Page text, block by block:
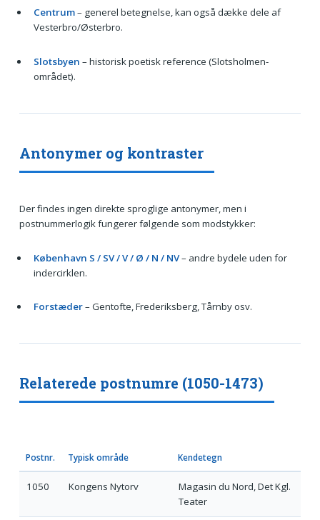
Centrum– generel betegnelse, kan også dække dele af
Vesterbro/Østerbro.
Slotsbyen – historisk poetisk reference (Slotsholmen-
området).
Antonymer og kontraster
Der findes ingen direkte sproglige antonymer, men i
postnummerlogik fungerer følgende som modstykker:
København S / SV / V / Ø / N / NV– andre bydele uden for
indercirklen.
Forstæder– Gentofte, Frederiksberg, Tårnby osv.
Relaterede postnumre (1050-1473)
Postnr. Typisk område Kendetegn
1050 Kongens Nytorv
Magasin du Nord, Det Kgl.
Teater